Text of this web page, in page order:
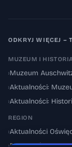
ODKRYJ WIĘCEJ –
MUZEUM I
›Muzeum
›Aktualności:
›Aktualności:
REGION
›Aktualności